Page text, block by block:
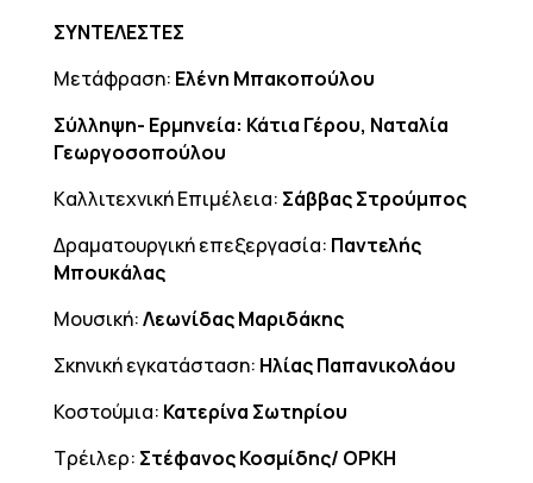
ΣΥΝΤΕΛΕΣΤΕΣ
Μετάφραση: Ελένη Μπακοπούλου
Σύλληψη- Ερμηνεία: Κάτια Γέρου, Ναταλία
Γεωργοσοπούλου
Kαλλιτεχνική Επιμέλεια: Σάββας Στρούμπος
Δραματουργική επεξεργασία: Παντελής
Μπουκάλας
Μουσική:Λεωνίδας Μαριδάκης
Σκηνική εγκατάσταση: Ηλίας Παπανικολάου
Κοστούμια: Κατερίνα Σωτηρίου
Τρέιλερ: Στέφανος Κοσμίδης/ ΟΡΚΗ